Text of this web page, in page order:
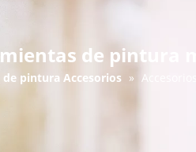
de pintura
pintura Accesorios »